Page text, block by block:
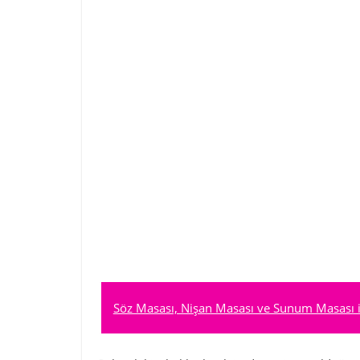
Söz Masası, Nişan Masası ve Sunum Masası